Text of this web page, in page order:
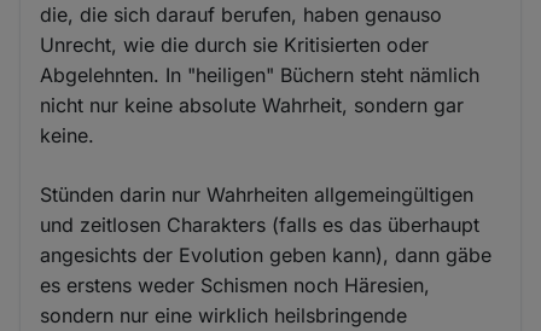
die, die sich darauf berufen, haben genauso
Unrecht, wie die durch sie Kritisierten oder
Abgelehnten. In "heiligen" Büchern steht nämlich
nicht nur keine absolute Wahrheit, sondern gar
keine.
Stünden darin nur Wahrheiten allgemeingültigen
und zeitlosen Charakters (falls es das überhaupt
angesichts der Evolution geben kann), dann gäbe
es erstens weder Schismen noch Häresien,
sondern nur eine wirklich heilsbringende